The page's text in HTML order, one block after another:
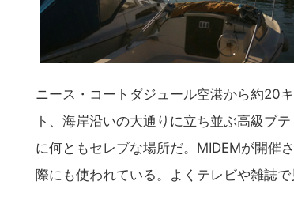
ニース・コートダジュール空港から約20
ト、海岸沿いの大通りに立ち並ぶ高級ブ
に何ともセレブな場所だ。MIDEMが開
際にも使われている。よくテレビや雑誌